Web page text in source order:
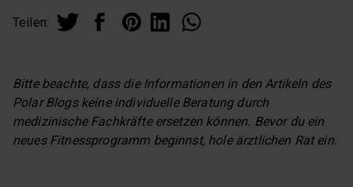
Teilen:
Bitte beachte, dass die Informationen in den Artikeln des
Polar Blogs keine individuelle Beratung durch
medizinische Fachkräfte ersetzen können. Bevor du ein
neues Fitnessprogramm beginnst, hole ärztlichen Rat ein.